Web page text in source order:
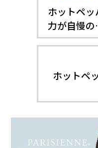
ホットペ
力が自慢
ホットペ